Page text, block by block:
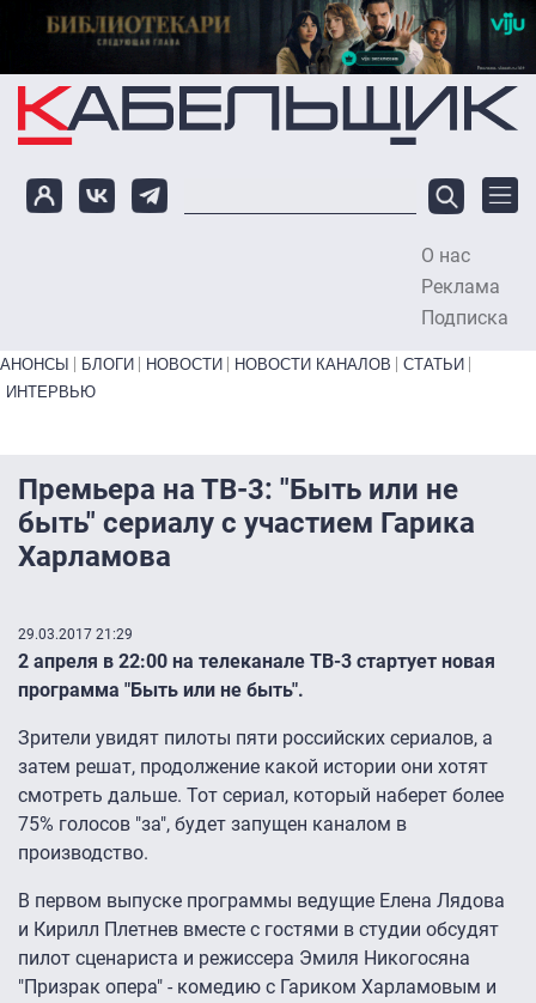
Перейти к основному содержанию
О нас
Реклама
Подписка
Primary links bottom
АНОНСЫ БЛОГИ НОВОСТИ НОВОСТИ КАНАЛОВ
СТАТЬИ
ИНТЕРВЬЮ
Премьера на ТВ-3: "Быть или не
быть" сериалу с участием Гарика
Харламова
29.03.2017 21:29
2 апреля в 22:00 на телеканале ТВ-3 стартует новая
программа "Быть или не быть".
Зрители увидят пилоты пяти российских сериалов, а
затем решат, продолжение какой истории они хотят
смотреть дальше. Тот сериал, который наберет более
75% голосов "за", будет запущен каналом в
производство.
В первом выпуске программы ведущие Елена Лядова
и Кирилл Плетнев вместе с гостями в студии обсудят
пилот сценариста и режиссера Эмиля Никогосяна
"Призрак опера" - комедию с Гариком Харламовым и